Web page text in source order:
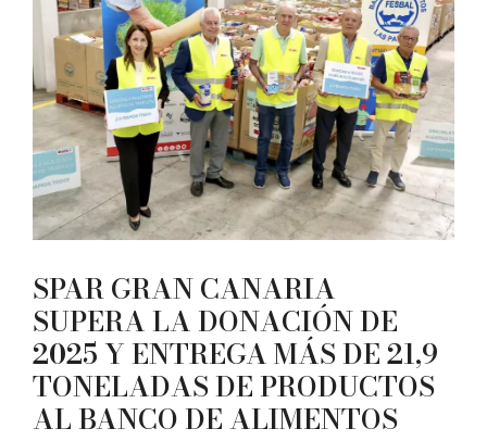
SPAR GRAN CANARIA
SUPERA LA DONACIÓN DE
2025 Y ENTREGA MÁS DE 21,9
TONELADAS DE PRODUCTOS
AL BANCO DE ALIMENTOS